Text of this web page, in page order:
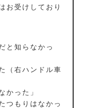
お受けしており
と知らなかっ
（右ハンドル車
かった」
つもりはなかっ